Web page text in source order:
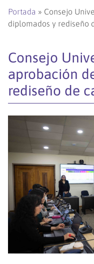
Portada » Consejo
diplomados y rediseño
Consejo
aprobación
rediseño de